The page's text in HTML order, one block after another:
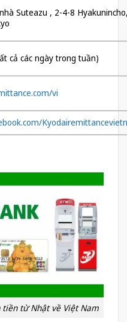
Suteazu , 2-4-8
cả các ngày trong tuần)
vi
tiền từ Nhật về Việt Nam